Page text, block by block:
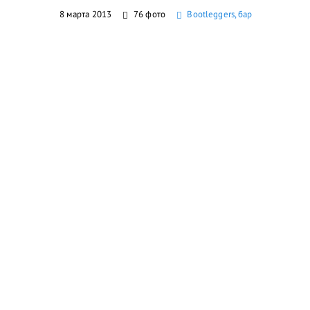
8 марта 2013 76 фото Bootleggers, бар